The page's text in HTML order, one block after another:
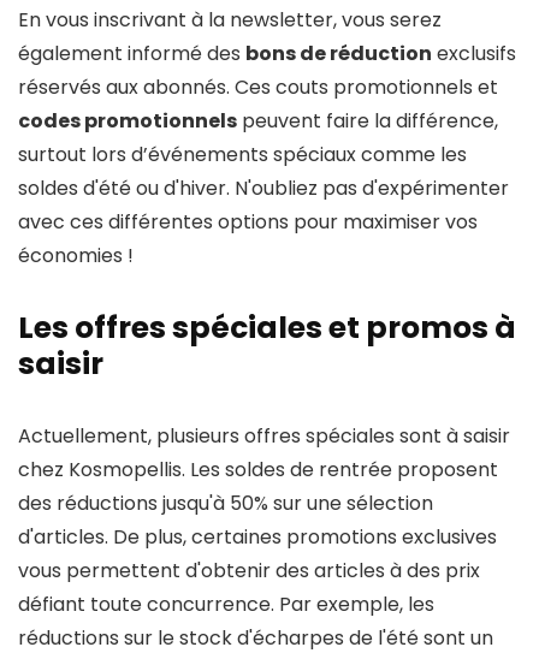
En vous inscrivant à la newsletter, vous serez
également informé des bons de réduction exclusifs
réservés aux abonnés. Ces couts promotionnels et
codes promotionnels peuvent faire la différence,
surtout lors d’événements spéciaux comme les
soldes d'été ou d'hiver. N'oubliez pas d'expérimenter
avec ces différentes options pour maximiser vos
économies !
Les offres spéciales et promos à
saisir
Actuellement, plusieurs offres spéciales sont à saisir
chez Kosmopellis. Les soldes de rentrée proposent
des réductions jusqu'à 50% sur une sélection
d'articles. De plus, certaines promotions exclusives
vous permettent d'obtenir des articles à des prix
défiant toute concurrence. Par exemple, les
réductions sur le stock d'écharpes de l'été sont un